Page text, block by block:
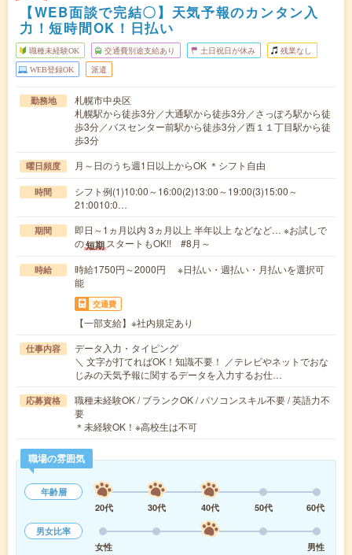
【WEB面談で完結〇】天気予報のカンタン入
力！短時間OK！日払い
職種未経験OK 交通費別途支給あり 土日祝日が休み 残業なし
WEB登録OK 派遣
勤務地
札幌市中央区
札幌駅から徒歩3分／大通駅から徒歩3分／さっぽろ駅から徒
歩3分／バスセンター前駅から徒歩3分／西１１丁目駅から徒
歩3分
曜日頻度 月～日のうち週1日以上からOK ＊シフト自由
時間
シフト例(1)10:00～16:00(2)13:00～19:00(3)15:00～
21:0010:0…
期間
即日～1ヵ月以内 3ヵ月以上 半年以上 などなど… ※お試しで
の短期 スタートもOK!! #8月～
時給
時給1750円～2000円 ※日払い・週払い・月払いを選択可
能
交通費
【一部支給】※社内規定あり
仕事内容
データ入力・タイピング
＼ 文字が打てればOK！知識不要！ ／テレビやネットでおな
じみの天気予報に関するデータを入力するお仕…
応募資格
職種未経験OK / ブランクOK / パソコンスキル不要 / 英語力不
要
＊未経験OK！※高校生は不可
職場の雰囲気
年齢層
20代
30代 40代 50代
60代
男女比率
女性
男性